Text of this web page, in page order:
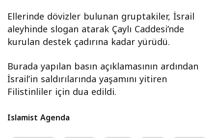
finanse
edecek?
elbisesini
giyiyor
Ellerinde dövizler bulunan gruptakiler, İsrail
aleyhinde slogan atarak Çaylı Caddesi’nde
kurulan destek çadırına kadar yürüdü.
Burada yapılan basın açıklamasının ardından
İsrail’in saldırılarında yaşamını yitiren
Filistinliler için dua edildi.
Islamist Agenda